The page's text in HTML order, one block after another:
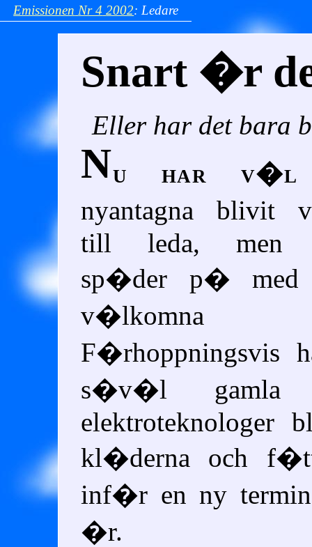
Emissionen Nr 4 2002: Ledare
Snart �r
Eller har det bara
Nu har v�l
nyantagna blivit
till leda, men
sp�der p�
v�lkomna
F�rhoppningsvis
s�v�l gamla
elektroteknologer
kl�derna och
inf�r en ny
�r.